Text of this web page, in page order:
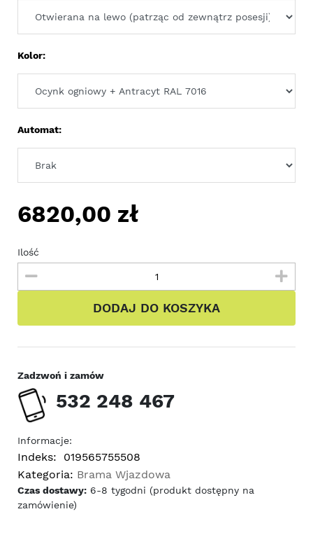
Kolor:
Automat:
6820,00 zł
Ilość
DODAJ DO KOSZYKA
Zadzwoń i zamów
532 248 467
Informacje:
Indeks:
019565755508
Kategoria: Brama Wjazdowa
Czas dostawy: 6-8 tygodni (produkt dostępny na
zamówienie)